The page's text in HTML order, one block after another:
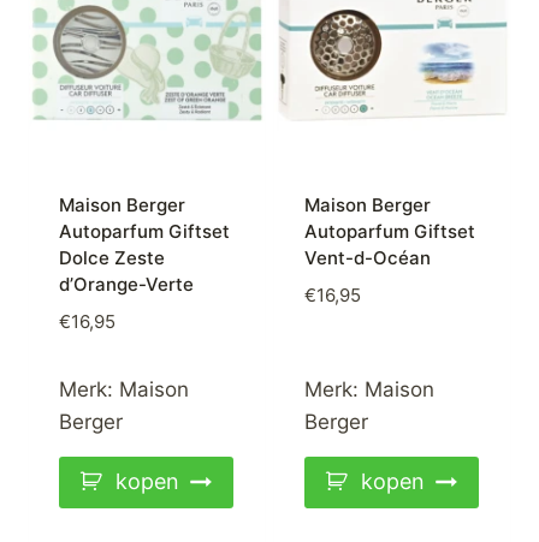
Maison Berger
Autoparfum Giftset
Dolce Zeste
d’Orange-Verte
€16,95
Merk: Maison
Berger
kopen
Maison Berger
Autoparfum Giftset
Vent-d-Océan
€16,95
Merk: Maison
Berger
kopen